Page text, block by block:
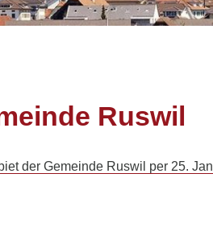
Ruswil
der Gemeinde Ruswil per 25.